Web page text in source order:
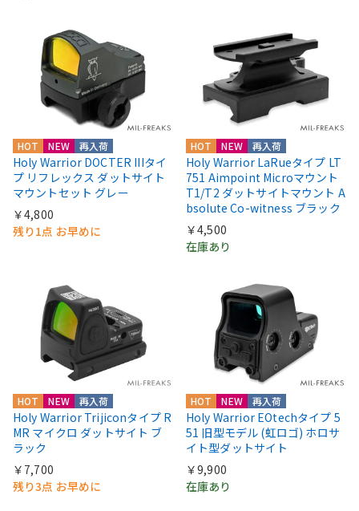
HOT NEW 再入荷
Holy Warrior DOCTER IIIタイ
プ リフレックス ダットサイト
マウントセット グレー
￥4,800
残り1点 お早めに
HOT NEW 再入荷
Holy Warrior LaRueタイプ LT
751 Aimpoint Microマウント
T1/T2 ダットサイトマウント A
bsolute Co-witness ブラック
￥4,500
在庫あり
HOT NEW 再入荷
Holy Warrior Trijiconタイプ R
MR マイクロ ダットサイト ブ
ラック
￥7,700
残り3点 お早めに
HOT NEW 再入荷
Holy Warrior EOtechタイプ 5
51 旧型モデル (虹ロゴ) ホロサ
イト型ダットサイト
￥9,900
在庫あり